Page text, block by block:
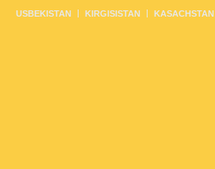
USBEKISTAN KIRGISISTAN KASACHSTAN